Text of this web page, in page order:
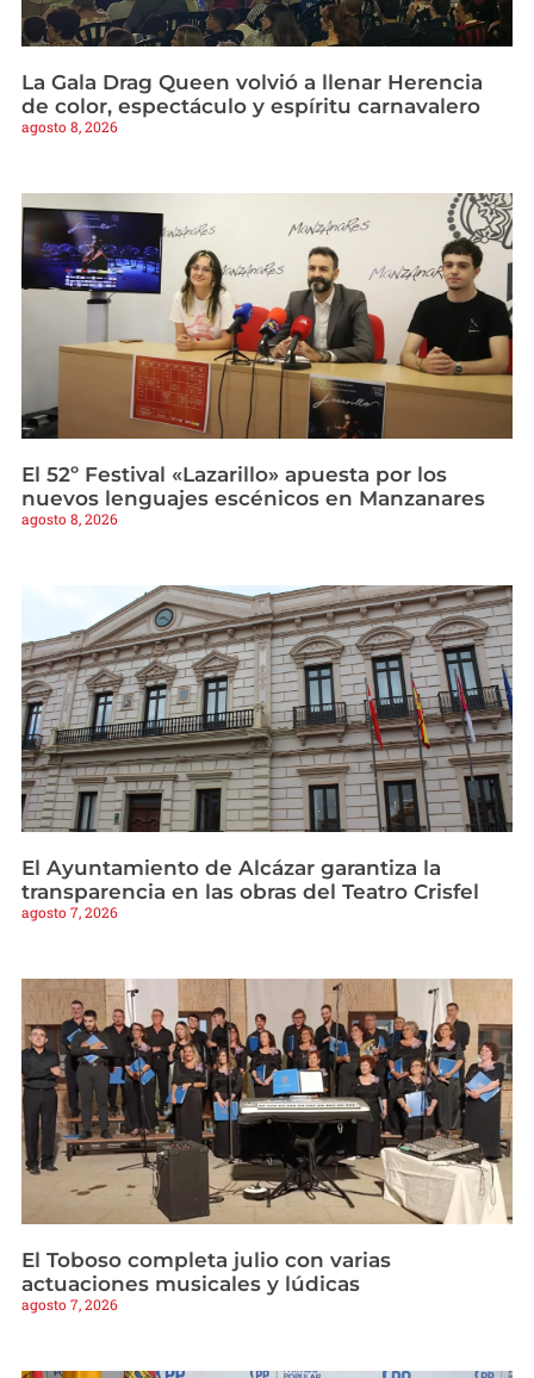
La Gala Drag Queen volvió a llenar Herencia
de color, espectáculo y espíritu carnavalero
agosto 8, 2026
El 52º Festival «Lazarillo» apuesta por los
nuevos lenguajes escénicos en Manzanares
agosto 8, 2026
El Ayuntamiento de Alcázar garantiza la
transparencia en las obras del Teatro Crisfel
agosto 7, 2026
El Toboso completa julio con varias
actuaciones musicales y lúdicas
agosto 7, 2026